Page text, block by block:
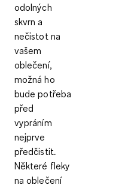
odolných
skvrn a
nečistot na
vašem
oblečení,
možná ho
bude potřeba
před
vypráním
nejprve
předčistit.
Některé fleky
na oblečení